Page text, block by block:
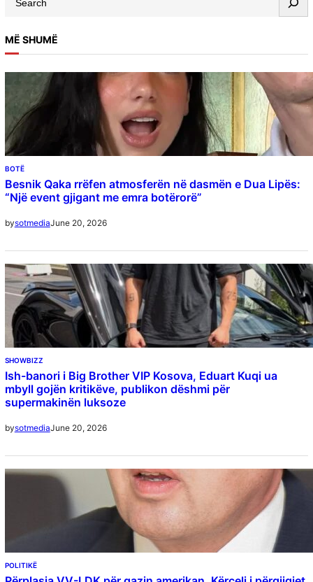
MË SHUMË
BOTË
Besnik Qaka rrëfen atmosferën në dasmën e Dua Lipës:
“Një event gjigant me emra botërorë”
bysotmediaJune 20, 2026
SHOWBIZZ
Ish-banori i Big Brother VIP Kosova, Eduart Kuqi ua
mbyll gojën kritikëve, publikon dëshmi për
supermakinën luksoze
bysotmediaJune 20, 2026
POLITIKË